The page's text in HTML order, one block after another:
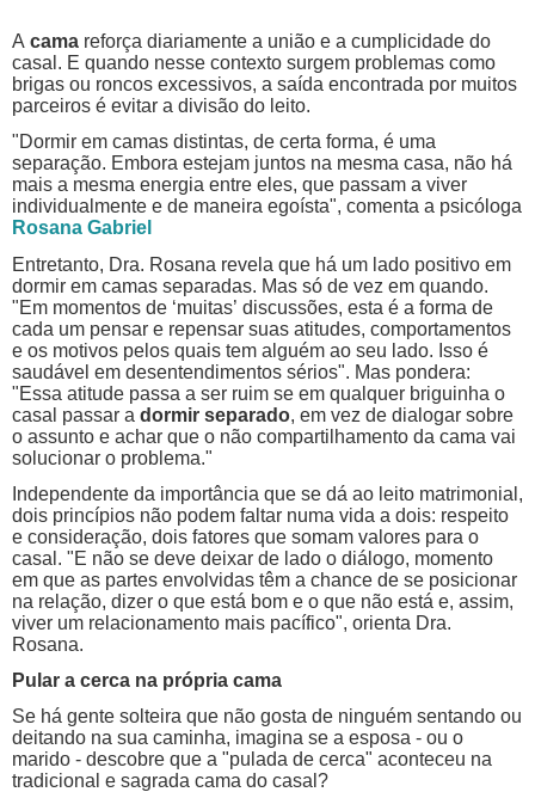
A cama reforça diariamente a união e a cumplicidade do
casal. E quando nesse contexto surgem problemas como
brigas ou roncos excessivos, a saída encontrada por muitos
parceiros é evitar a divisão do leito.
"Dormir em camas distintas, de certa forma, é uma
separação. Embora estejam juntos na mesma casa, não há
mais a mesma energia entre eles, que passam a viver
individualmente e de maneira egoísta", comenta a psicóloga
Rosana Gabriel
Entretanto, Dra. Rosana revela que há um lado positivo em
dormir em camas separadas. Mas só de vez em quando.
"Em momentos de ‘muitas’ discussões, esta é a forma de
cada um pensar e repensar suas atitudes, comportamentos
e os motivos pelos quais tem alguém ao seu lado. Isso é
saudável em desentendimentos sérios". Mas pondera:
"Essa atitude passa a ser ruim se em qualquer briguinha o
casal passar a dormir separado, em vez de dialogar sobre
o assunto e achar que o não compartilhamento da cama vai
solucionar o problema."
Independente da importância que se dá ao leito matrimonial,
dois princípios não podem faltar numa vida a dois: respeito
e consideração, dois fatores que somam valores para o
casal. "E não se deve deixar de lado o diálogo, momento
em que as partes envolvidas têm a chance de se posicionar
na relação, dizer o que está bom e o que não está e, assim,
viver um relacionamento mais pacífico", orienta Dra.
Rosana.
Pular a cerca na própria cama
Se há gente solteira que não gosta de ninguém sentando ou
deitando na sua caminha, imagina se a esposa - ou o
marido - descobre que a "pulada de cerca" aconteceu na
tradicional e sagrada cama do casal?